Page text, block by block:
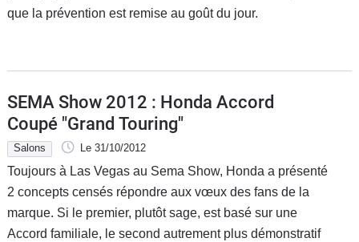
que la prévention est remise au goût du jour.
SEMA Show 2012 : Honda Accord
Coupé "Grand Touring"
Salons Le 31/10/2012
Toujours à Las Vegas au Sema Show, Honda a présenté
2 concepts censés répondre aux vœux des fans de la
marque. Si le premier, plutôt sage, est basé sur une
Accord familiale, le second autrement plus démonstratif